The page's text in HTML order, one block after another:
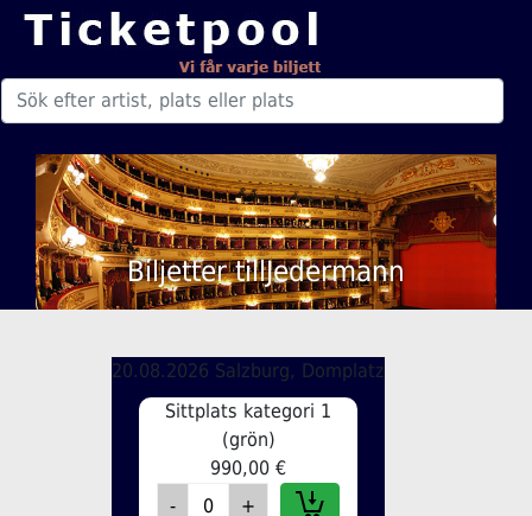
Biljetter tillJedermann
20.08.2026 Salzburg, Domplatz
Sittplats kategori 1
(grön)
990,00 €